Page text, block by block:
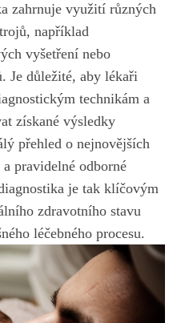
zahrnuje využití různých
například
vyšetření nebo
Je důležité, aby lékaři
technikám a
získané ‍výsledky
přehled o nejnovějších
pravidelné odborné
je tak klíčovým
zdravotního stavu‌
léčebného procesu.